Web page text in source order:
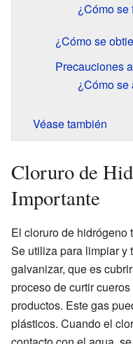
¿Cómo se
¿Cómo se
Precauciones
¿Cómo se
Véase también
Cloruro de
Importante
El cloruro de hidrógeno
Se utiliza para limpiar y
galvanizar, que es
proceso de curtir
productos. Este gas
plásticos. Cuando el